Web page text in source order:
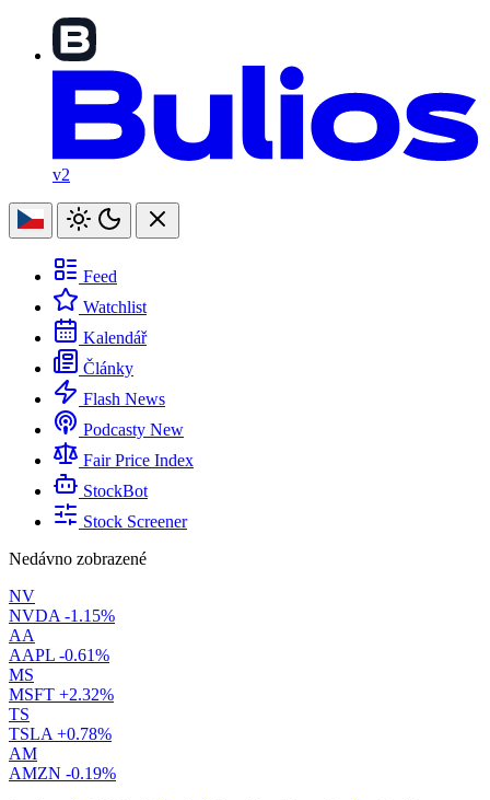
v2
Feed
Watchlist
Kalendář
Články
Flash News
Podcasty New
Fair Price Index
StockBot
Stock Screener
Nedávno zobrazené
NV
NVDA -1.15%
AA
AAPL -0.61%
MS
MSFT +2.32%
TS
TSLA +0.78%
AM
AMZN -0.19%